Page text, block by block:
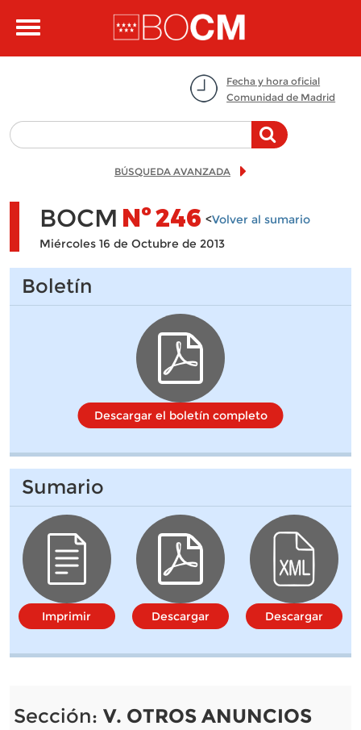
Toggle
Fecha y hora oficial
Comunidad de Madrid
BÚSQUEDA AVANZADA
BOCM Nº246 <Volver al sumario
Miércoles 16 de Octubre de 2013
Boletín
Descargar el boletín completo
Sumario
Imprimir Descargar Descargar
Sección: V. OTROS ANUNCIOS